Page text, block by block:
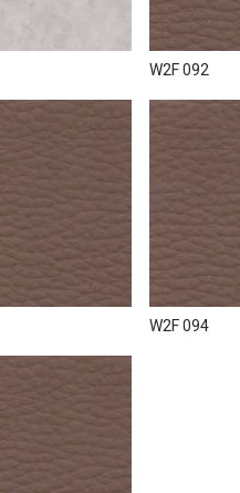
W2F 092
W2F 094